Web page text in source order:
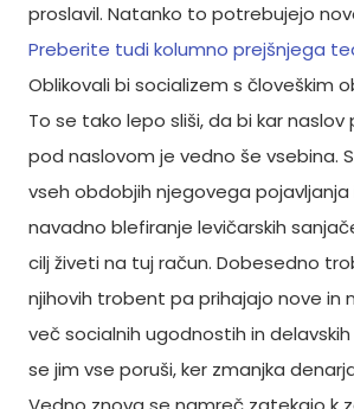
proslavil. Natanko to potrebujejo
Preberite tudi kolumno prejšnjega
Oblikovali bi socializem s človeškim
To se tako lepo sliši, da bi kar naslov
pod naslovom je vedno še vsebina.
vseh obdobjih njegovega pojavljanja
navadno blefiranje levičarskih
cilj živeti na tuj račun. Dobesedno
njihovih trobent pa prihajajo nove in
več socialnih ugodnostih in
se jim vse poruši, ker zmanjka